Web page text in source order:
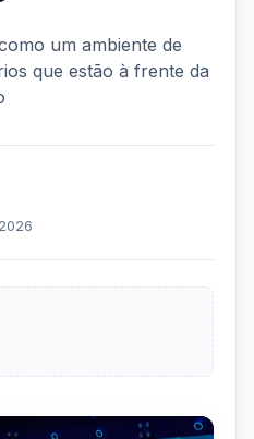
em networking e liderança de
evento
e
que estão à frente da